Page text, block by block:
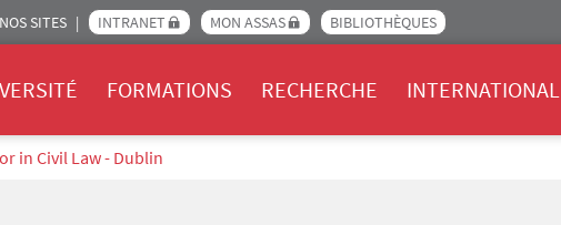
SITES INTRANET MON ASSAS BIBLIOTHÈQUES
FORMATIONS RECHERCHE INTERNATIONAL
in Civil Law - Dublin